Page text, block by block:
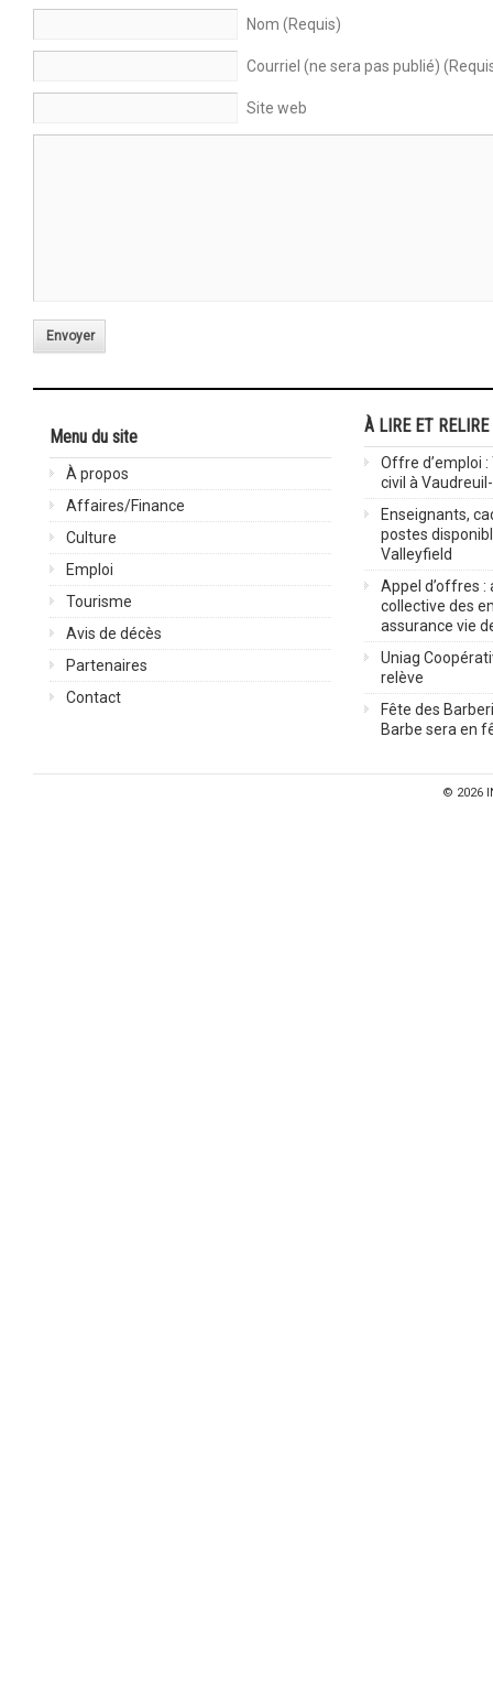
Nom (Requis)
Courriel (ne sera pas publié)
Site web
Envoyer
Menu du site
À propos
Affaires/Finance
Culture
Emploi
Tourisme
Avis de décès
Partenaires
Contact
À LIRE ET RELIRE
Offre d’emploi
civil à
Enseignants,
postes
Valleyfield
Appel d’offres :
collective des
assurance vie
Uniag
relève
Fête des
Barbe sera en
© 2026